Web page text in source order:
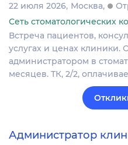
22 июля 2026 Москва
Сеть стоматологических
Встреча пациентов,
услугах и ценах клиники.
администратором в
месяцев. ТК, 2/2,
Администратор